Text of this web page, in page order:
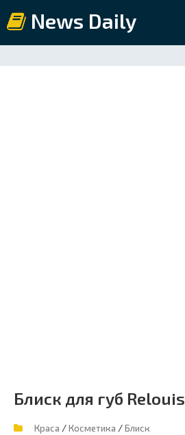
News Daily
Блиск для губ Relouis
Краса /Косметика /Блиск